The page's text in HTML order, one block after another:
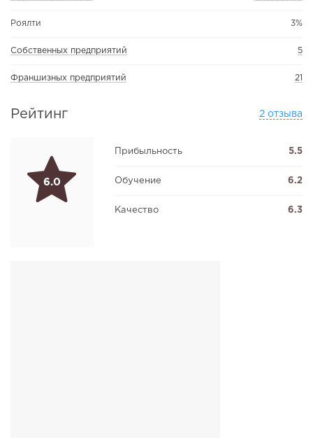
Роялти 3%
Собственных предприятий 5
Франшизных предприятий 21
Рейтинг 2 отзыва
6.0
Прибыльность 5.5
Обучение 6.2
Качество 6.3